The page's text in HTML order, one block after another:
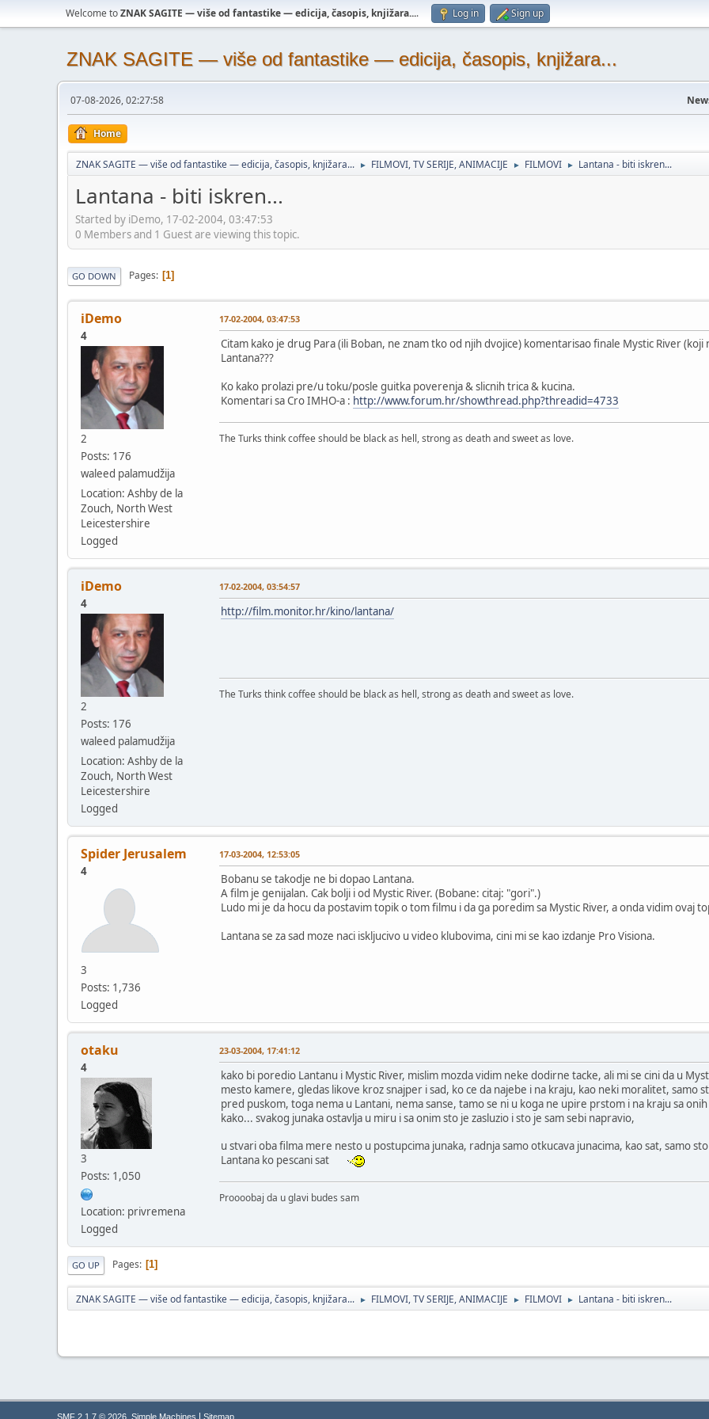
Welcome toZNAK SAGITE — više od fantastike — edicija, časopis, knjižara.... Log in Sign up
ZNAK SAGITE — više od fantastike — edicija, časopis, knjižara...
07-08-2026, 02:27:58
Home
ZNAK SAGITE — više od fantastike — edicija, časopis, knjižara... ► FILMOVI, TV SERIJE, ANIMACIJE ► FILMOVI ► Lantana - biti iskren...
Lantana - biti iskren...
Started by iDemo, 17-02-2004, 03:47:53
0 Members and 1 Guest are viewing this topic.
GO DOWN Pages 1
iDemo
4
2
Posts: 176
waleed palamudžija
Location: Ashby de la
Zouch, North West
Leicestershire
Logged
17-02-2004, 03:47:53
Citam kako je drug Para (ili Boban, ne znam tko od njih dvojice) komentarisao finale Mystic River
Lantana???
Ko kako prolazi pre/u toku/posle guitka poverenja & slicnih trica & kucina.
Komentari sa Cro IMHO-a : http://www.forum.hr/showthread.php?threadid=4733
The Turks think coffee should be black as hell, strong as death and sweet as love.
iDemo
4
2
Posts: 176
waleed palamudžija
Location: Ashby de la
Zouch, North West
Leicestershire
Logged
17-02-2004, 03:54:57
http://film.monitor.hr/kino/lantana/
The Turks think coffee should be black as hell, strong as death and sweet as love.
Spider Jerusalem
4
3
Posts: 1,736
Logged
17-03-2004, 12:53:05
Bobanu se takodje ne bi dopao Lantana.
A film je genijalan. Cak bolji i od Mystic River. (Bobane: citaj: "gori".)
Ludo mi je da hocu da postavim topik o tom filmu i da ga poredim sa Mystic River, a onda vidim ovaj
Lantana se za sad moze naci iskljucivo u video klubovima, cini mi se kao izdanje Pro Visiona.
otaku
4
3
Posts: 1,050
Location: privremena
Logged
23-03-2004, 17:41:12
kako bi poredio Lantanu i Mystic River, mislim mozda vidim neke dodirne tacke, ali mi se cini da u
mesto kamere, gledas likove kroz snajper i sad, ko ce da najebe i na kraju, kao neki moralitet, samo
pred puskom, toga nema u Lantani, nema sanse, tamo se ni u koga ne upire prstom i na kraju sa
kako... svakog junaka ostavlja u miru i sa onim sto je zasluzio i sto je sam sebi napravio,
u stvari oba filma mere nesto u postupcima junaka, radnja samo otkucava junacima, kao sat, samo
Lantana ko pescani sat
Proooobaj da u glavi budes sam
GO UP Pages 1
ZNAK SAGITE — više od fantastike — edicija, časopis, knjižara... ► FILMOVI, TV SERIJE, ANIMACIJE ► FILMOVI ► Lantana - biti iskren...
SMF 2.1.7 © 2026 Simple Machines Sitemap